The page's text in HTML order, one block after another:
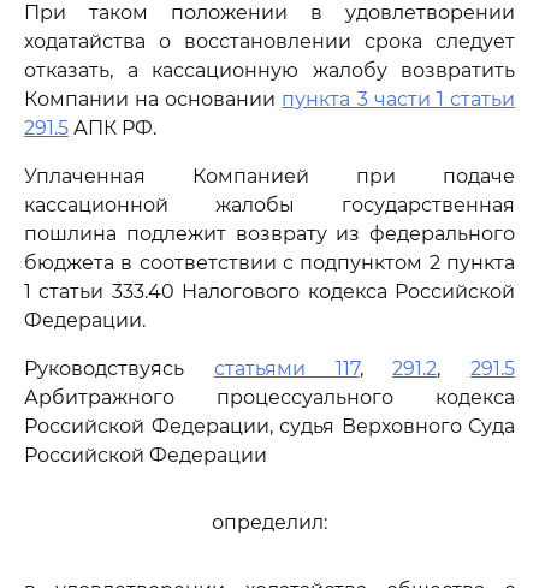
При таком положении в удовлетворении
ходатайства о восстановлении срока следует
отказать, а кассационную жалобу возвратить
Компании на основании пункта 3 части 1 статьи
291.5 АПК РФ.
Уплаченная Компанией при подаче
кассационной жалобы государственная
пошлина подлежит возврату из федерального
бюджета в соответствии с подпунктом 2 пункта
1 статьи 333.40 Налогового кодекса Российской
Федерации.
Руководствуясь статьями 117,291.2, 291.5
Арбитражного процессуального кодекса
Российской Федерации, судья Верховного Суда
Российской Федерации
определил: